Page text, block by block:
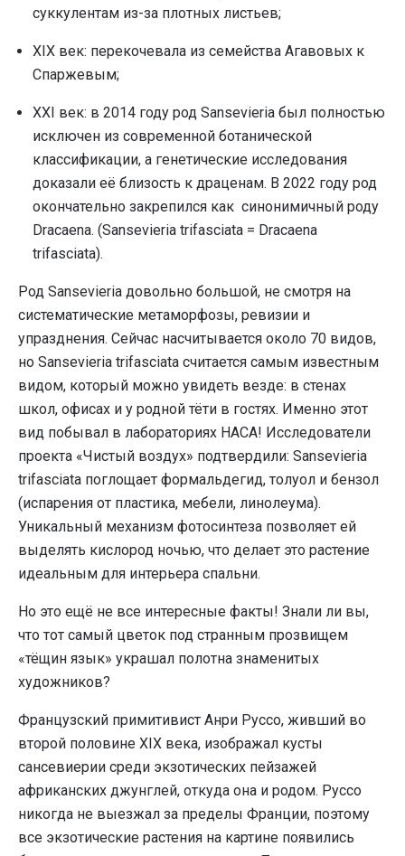
суккулентам из-за плотных листьев;
XIX век: перекочевала из семейства Агавовых к
Спаржевым;
XXI век: в 2014 году род Sansevieria был полностью
исключен из современной ботанической
классификации, а генетические исследования
доказали её близость к драценам. В 2022 году род
окончательно закрепился как синонимичный роду
Dracaena. (Sansevieria trifasciata = Dracaena
trifasciata).
Род Sansevieria довольно большой, не смотря на
систематические метаморфозы, ревизии и
упразднения. Сейчас насчитывается около 70 видов,
но Sansevieria trifasciata считается самым известным
видом, который можно увидеть везде: в стенах
школ, офисах и у родной тёти в гостях. Именно этот
вид побывал в лабораториях НАСА! Исследователи
проекта «Чистый воздух» подтвердили: Sansevieria
trifasciata поглощает формальдегид, толуол и бензол
(испарения от пластика, мебели, линолеума).
Уникальный механизм фотосинтеза позволяет ей
выделять кислород ночью, что делает это растение
идеальным для интерьера спальни.
Но это ещё не все интересные факты! Знали ли вы,
что тот самый цветок под странным прозвищем
«тёщин язык» украшал полотна знаменитых
художников?
Французский примитивист Анри Руссо, живший во
второй половине XIX века, изображал кусты
сансевиерии среди экзотических пейзажей
африканских джунглей, откуда она и родом. Руссо
никогда не выезжал за пределы Франции, поэтому
все экзотические растения на картине появились